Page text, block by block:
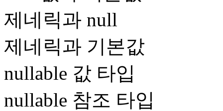
제네릭과 null
제네릭과 기본값
nullable 값 타입
nullable 참조 타입